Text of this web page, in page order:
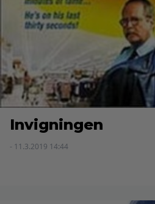
Invigningen
- 11.3.2019 14:44